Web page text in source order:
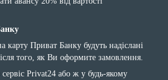
карту Приват Банку будуть надіслані
того, як Ви оформите замовлення.
Privat24 або ж у будь-якому